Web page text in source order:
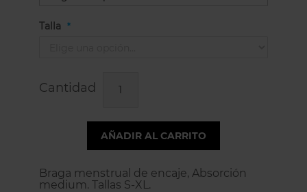
Talla
Cantidad
AÑADIR AL CARRITO
Braga menstrual de encaje, Absorción
medium. Tallas S-XL.